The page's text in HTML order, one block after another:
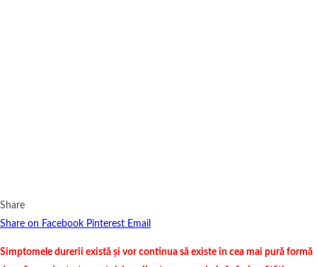
Share
Share on Facebook Pinterest Email
Simptomele durerii există și vor continua să existe în cea mai pură formă